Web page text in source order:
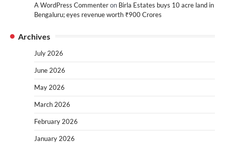
A WordPress Commenteron Birla Estates buys 10 acre land in
Bengaluru; eyes revenue worth ₹900 Crores
Archives
July 2026
June 2026
May 2026
March 2026
February 2026
January 2026